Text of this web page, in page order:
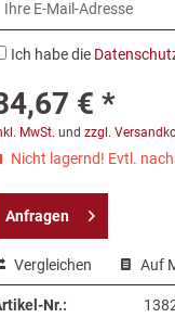
Ich habe die
€ *
MwSt. und zzgl.
Nicht lagernd! Evtl.
Anfragen
Vergleichen Auf
Nr.: